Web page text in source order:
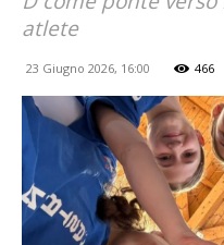
atlete
23 Giugno 2026, 16:00 466